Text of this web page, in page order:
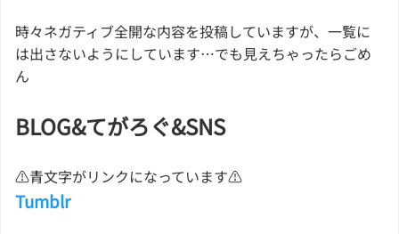
時々ネガティブ全開な内容を投稿していますが、一覧に
は出さないようにしています…でも見えちゃったらごめ
ん
BLOG&てがろぐ&SNS
⚠青文字がリンクになっています⚠
Tumblr